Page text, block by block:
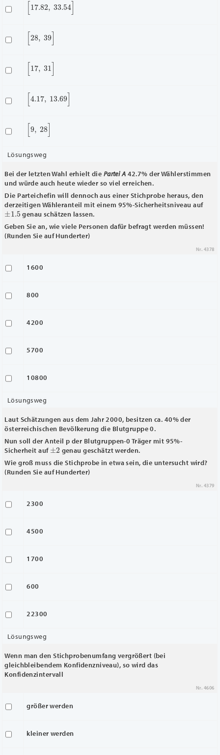
[17.82 33.54]
[28 39]
[17 31]
[4.17 13.69]
[9 28]
Lösungsweg
Bei der letzten Wahl erhielt die Partei A 42.7% der Wählerstimmen
und würde auch heute wieder so viel erreichen.
Die Parteichefin will dennoch aus einer Stichprobe heraus, den
derzeitigen Wähleranteil mit einem 95%-Sicherheitsniveau auf
±1.5genau schätzen lassen.
Geben Sie an, wie viele Personen dafür befragt werden müssen!
(Runden Sie auf Hunderter)
Nr. 4378
1600
800
4200
5700
10800
Lösungsweg
Laut Schätzungen aus dem Jahr 2000, besitzen ca. 40% der
österreichischen Bevölkerung die Blutgruppe 0.
Nun soll der Anteil p der Blutgruppen-0 Träger mit 95%-
Sicherheit auf±2 genau geschätzt werden.
Wie groß muss die Stichprobe in etwa sein, die untersucht wird?
(Runden Sie auf Hunderter)
Nr. 4379
2300
4500
1700
600
22300
Lösungsweg
Wenn man den Stichprobenumfang vergrößert (bei
gleichbleibendem Konfidenzniveau), so wird das
Konfidenzintervall
Nr. 4606
größer werden
kleiner werden